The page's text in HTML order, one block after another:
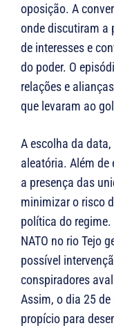
oposição. A
onde discutiram a
de interesses e
do poder. O
relações e
que levaram ao
A escolha da
aleatória. Além
a presença das
minimizar o risco
política do
NATO no rio Tejo
possível
conspiradores
Assim, o dia 25
propício para